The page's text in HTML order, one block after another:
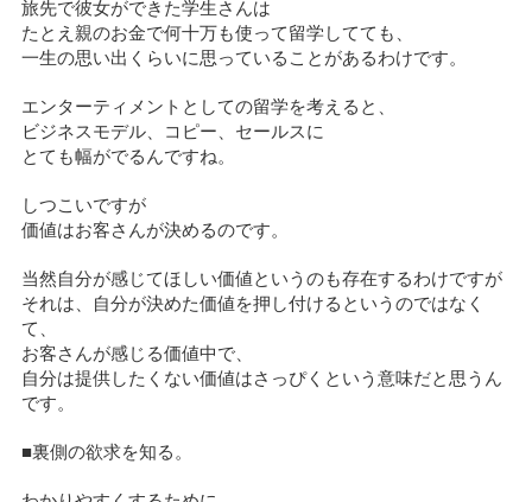
旅先で彼女ができた学生さんは
たとえ親のお金で何十万も使って留学してても、
一生の思い出くらいに思っていることがあるわけです。
エンターティメントとしての留学を考えると、
ビジネスモデル、コピー、セールスに
とても幅がでるんですね。
しつこいですが
価値はお客さんが決めるのです。
当然自分が感じてほしい価値というのも存在するわけですが
それは、自分が決めた価値を押し付けるというのではなく
て、
お客さんが感じる価値中で、
自分は提供したくない価値はさっぴくという意味だと思うん
です。
■裏側の欲求を知る。